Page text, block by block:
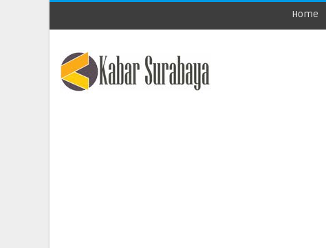
Home